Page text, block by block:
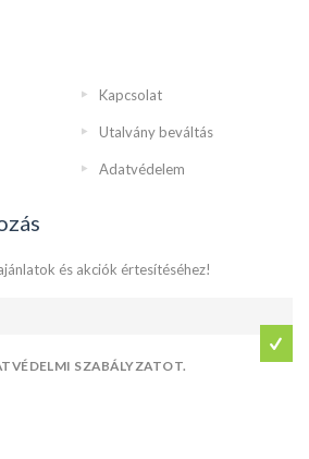
Kapcsolat
Utalvány beváltás
Adatvédelem
és akciók értesítéséhez!
SZABÁLYZATOT.